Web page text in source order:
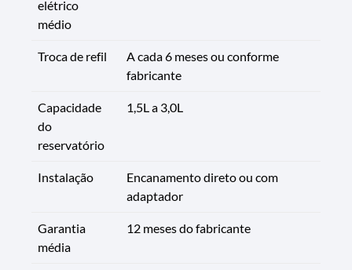
elétrico
médio
Troca de refil
A cada 6 meses ou conforme
fabricante
Capacidade
do
reservatório
1,5L a 3,0L
Instalação
Encanamento direto ou com
adaptador
Garantia
média
12 meses do fabricante